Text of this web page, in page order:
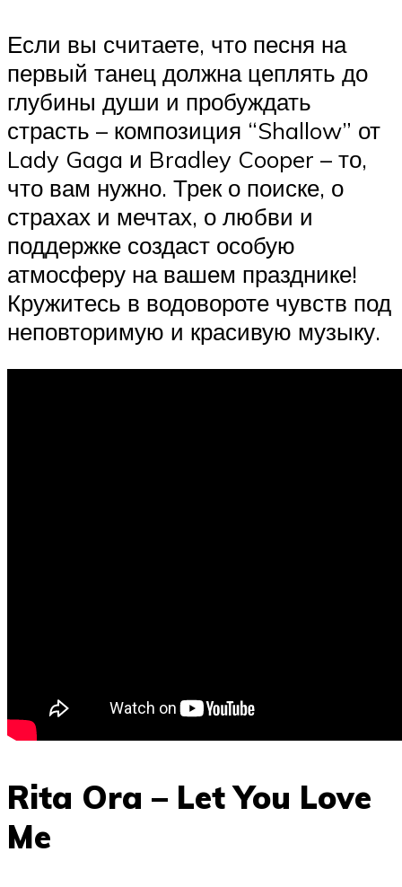
Если вы считаете, что песня на
первый танец должна цеплять до
глубины души и пробуждать
страсть – композиция “Shallow” от
Lady Gaga и Bradley Cooper – то,
что вам нужно. Трек о поиске, о
страхах и мечтах, о любви и
поддержке создаст особую
атмосферу на вашем празднике!
Кружитесь в водовороте чувств под
неповторимую и красивую музыку.
Rita Ora – Let You Love
Me